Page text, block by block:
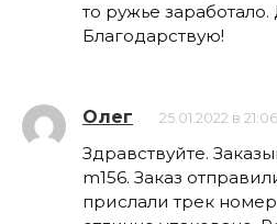
то ружье заработало.
Благодарствую!
Олег 25.01.2022 в 21:06
Здравствуйте.
m156. Заказ
прислали трек